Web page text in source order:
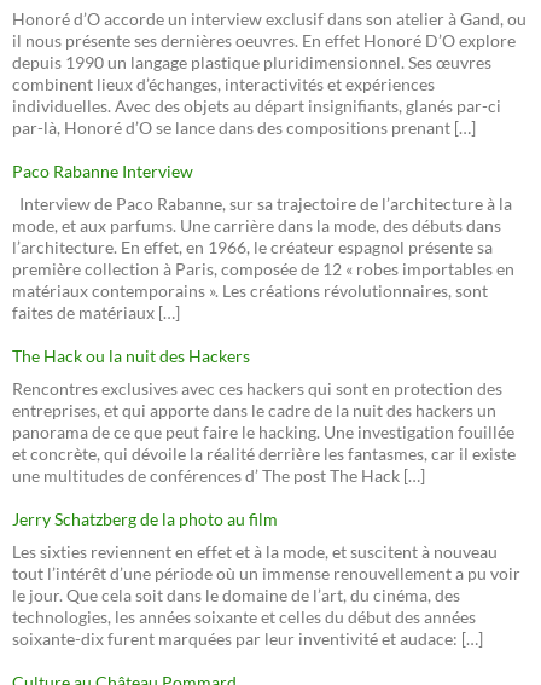
Honoré d’O accorde un interview exclusif dans son atelier à Gand, ou
il nous présente ses dernières oeuvres. En effet Honoré D’O explore
depuis 1990 un langage plastique pluridimensionnel. Ses œuvres
combinent lieux d’échanges, interactivités et expériences
individuelles. Avec des objets au départ insignifiants, glanés par-ci
par-là, Honoré d’O se lance dans des compositions prenant […]
Paco Rabanne Interview
Interview de Paco Rabanne, sur sa trajectoire de l’architecture à la
mode, et aux parfums. Une carrière dans la mode, des débuts dans
l’architecture. En effet, en 1966, le créateur espagnol présente sa
première collection à Paris, composée de 12 « robes importables en
matériaux contemporains ». Les créations révolutionnaires, sont
faites de matériaux […]
The Hack ou la nuit des Hackers
Rencontres exclusives avec ces hackers qui sont en protection des
entreprises, et qui apporte dans le cadre de la nuit des hackers un
panorama de ce que peut faire le hacking. Une investigation fouillée
et concrète, qui dévoile la réalité derrière les fantasmes, car il existe
une multitudes de conférences d’ The post The Hack […]
Jerry Schatzberg de la photo au film
Les sixties reviennent en effet et à la mode, et suscitent à nouveau
tout l’intérêt d’une période où un immense renouvellement a pu voir
le jour. Que cela soit dans le domaine de l’art, du cinéma, des
technologies, les années soixante et celles du début des années
soixante-dix furent marquées par leur inventivité et audace: […]